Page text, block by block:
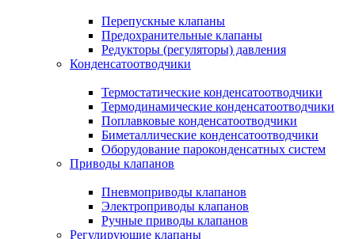
Перепускные клапаны
Предохранительные клапаны
Редукторы (регуляторы) давления
Конденсатоотводчики
Термостатические конденсатоотводчики
Термодинамические конденсатоотводчики
Поплавковые конденсатоотводчики
Биметаллические конденсатоотводчики
Оборудование пароконденсатных систем
Приводы клапанов
Пневмоприводы клапанов
Электроприводы клапанов
Ручные приводы клапанов
Регулирующие клапаны